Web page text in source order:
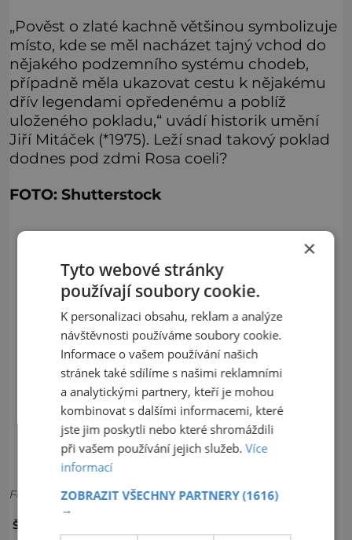
„Pověst o zlaté kachně většinou symbolizuje
místo, kde se měl nacházet tajný vchod do
nějakého podzemního systému chodeb,
případně měla ukazovat cestu k nějakému
dřív legendami opředenému a poblíž
uloženého pokladu,“ uvádí historik umění
Jiří Mitáček (*1975). Leží snad takový poklad
dodnes pod zdmi Rosa coeli?
FOTO: Shutterstock
Foto:
ŠTÍTKY:
×
Tyto webové stránky
používají soubory cookie.
K personalizaci obsahu, reklam a analýze
návštěvnosti používáme soubory cookie.
Informace o vašem používání našich
stránek také sdílíme s našimi reklamními
a analytickými partnery, kteří je mohou
kombinovat s dalšími informacemi, které
jste jim poskytli nebo které shromáždili
při vašem používání jejich služeb.Více
informací
ZOBRAZIT VŠECHNY PARTNERY(1616)
→